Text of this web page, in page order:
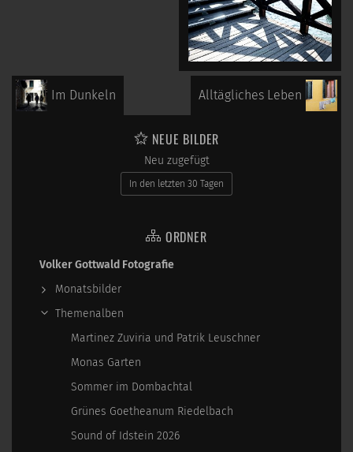
Im Dunkeln Alltägliches Leben
NEUE BILDER
Neu zugefügt
In den letzten 30 Tagen
ORDNER
Volker Gottwald Fotografie
Monatsbilder
Themenalben
Martinez Zuviria und Patrik Leuschner
Monas Garten
Sommer im Dombachtal
Grünes Goetheanum Riedelbach
Sound of Idstein 2026